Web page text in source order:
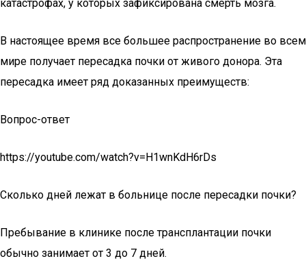
катастрофах, у которых зафиксирована смерть мозга.
В настоящее время все большее распространение во всем
мире получает пересадка почки от живого донора. Эта
пересадка имеет ряд доказанных преимуществ:
Вопрос-ответ
https://youtube.com/watch?v=H1wnKdH6rDs
Сколько дней лежат в больнице после пересадки почки?
Пребывание в клинике после трансплантации почки
обычно занимает от 3 до 7 дней.